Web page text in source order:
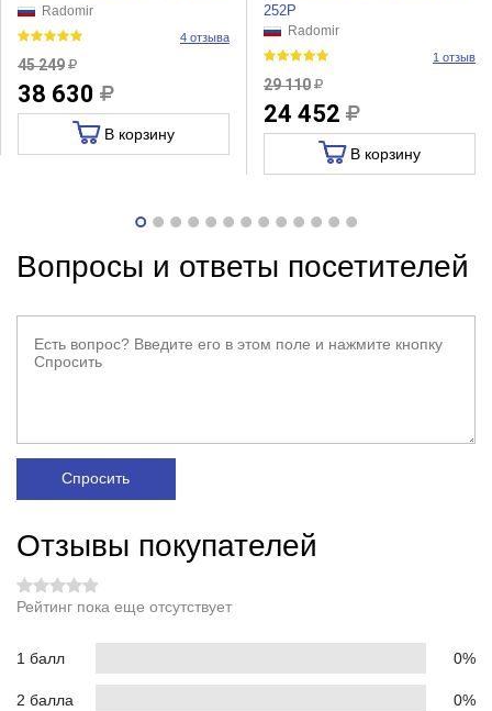
Radomir
4 отзыва
45 249
38 630
В корзину
252Р
Radomir
1 отзыв
29 110
24 452
В корзину
Вопросы и ответы посетителей
Спросить
Отзывы покупателей
Рейтинг пока еще отсутствует
1 балл 0%
2 балла 0%